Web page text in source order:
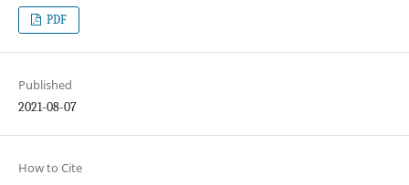
PDF
Published
2021-08-07
How to Cite